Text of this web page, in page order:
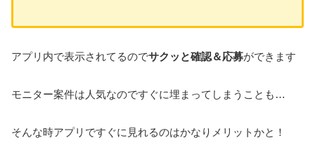
アプリ内で表示されてるのでサクッと確認＆応募ができます
モニター案件は人気なのですぐに埋まってしまうことも…
そんな時アプリですぐに見れるのはかなりメリットかと！